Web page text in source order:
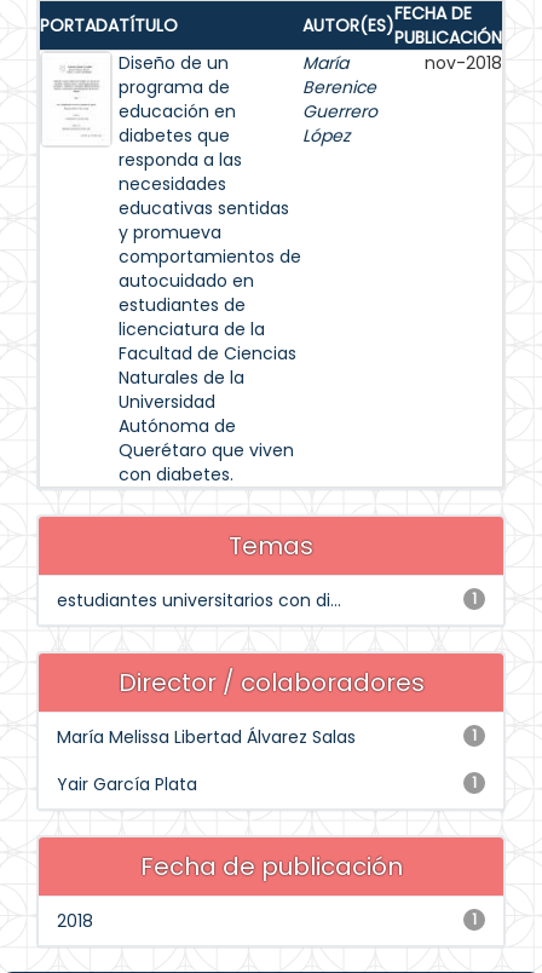
PORTADATÍTULO AUTOR(ES)FECHA DE
PUBLICACIÓN
Diseño de un
programa de
educación en
diabetes que
responda a las
necesidades
educativas sentidas
y promueva
comportamientos de
autocuidado en
estudiantes de
licenciatura de la
Facultad de Ciencias
Naturales de la
Universidad
Autónoma de
Querétaro que viven
con diabetes.
María
Berenice
Guerrero
López
nov-2018
Temas
1
estudiantes universitarios con di...
Director / colaboradores
1
María Melissa Libertad Álvarez Salas
1
Yair García Plata
Fecha de publicación
1
2018